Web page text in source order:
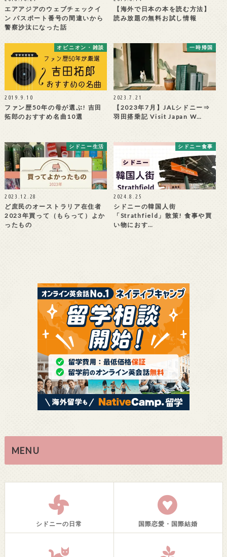
エアアジアのウェブチェックイ
ン パスポート番号の間違いから
警察沙汰になった話
【海外で日本の本を読む方法】
読み放題の無料お試し情報
オピニオン・雑談
2019.9.10
ファン歴50年の母が選ぶ! 吉田
拓郎のおすすめ名曲10選
一時帰国
2023.7.21
【2023年7月】JALシドニー⇒
羽田搭乗記 Visit Japan W…
シドニー生活
2023.12.28
ど庶民のオーストラリア在住者
2023年買って（もらって）よか
ったもの
シドニー食事
2024.8.25
シドニーの韓国人街
「Strathfield」散策! 食事や買
い物におす…
MENU
シドニーの日常 国際恋愛・国際結婚